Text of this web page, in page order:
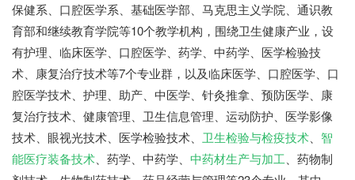
保健系、口腔医学系、基础医学部、马克思主义学院、通识教
育部和继续教育学院等10个教学机构，围绕卫生健康产业，设
有护理、临床医学、口腔医学、药学、中药学、医学检验技
术、康复治疗技术等7个专业群，以及临床医学、口腔医学、口
腔医学技术、护理、助产、中医学、针灸推拿、预防医学、康
复治疗技术、健康管理、卫生信息管理、运动防护、医学影像
技术、眼视光技术、医学检验技术、 卫生检验与检疫技术、 智
能医疗装备技术、药学、中药学、 中药材生产与加工、药物制